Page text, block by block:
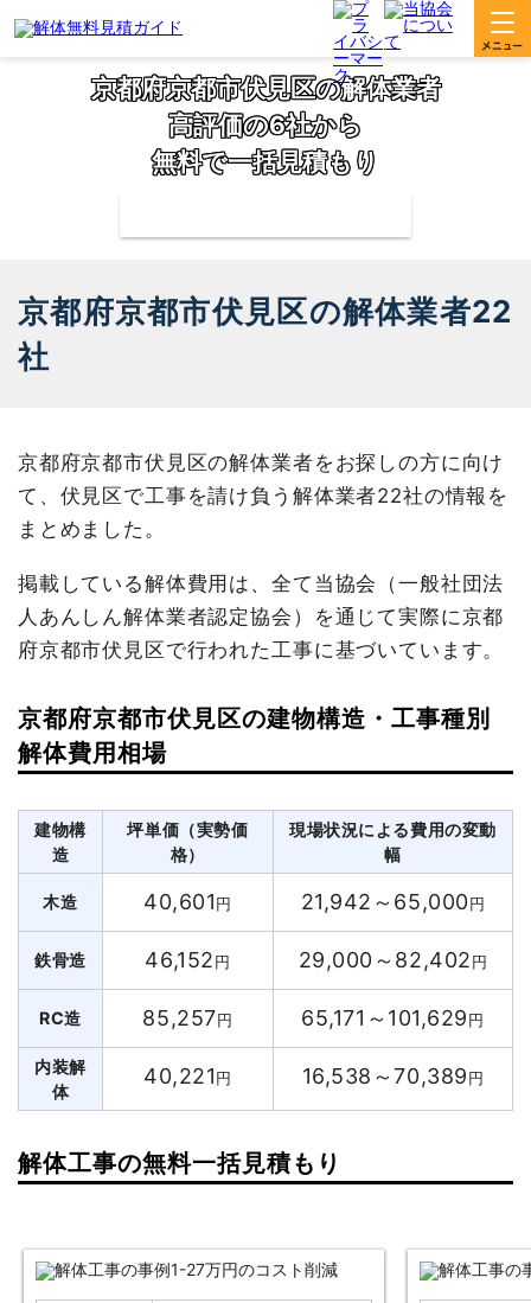
京都府京都市伏見区の解体業者
高評価の6社から
無料で一括見積もり
京都府京都市伏見区の解体業者22
社
京都府京都市伏見区の解体業者をお探しの方に向け
て、伏見区で工事を請け負う解体業者22社の情報を
まとめました。
掲載している解体費用は、全て当協会（一般社団法
人あんしん解体業者認定協会）を通じて実際に京都
府京都市伏見区で行われた工事に基づいています。
京都府京都市伏見区の建物構造・工事種別
解体費用相場
建物構
造
坪単価（実勢価
格）
現場状況による費用の変動
幅
木造 40,601円 21,942～65,000円
鉄骨造 46,152円 29,000～82,402円
RC造 85,257円 65,171～101,629円
内装解
体
40,221円 16,538～70,389円
解体工事の無料一括見積もり